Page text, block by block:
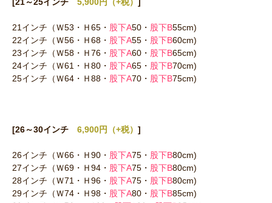
21インチ（Ｗ53・Ｈ65・ 股下A50・ 股下B55cm)
22インチ（Ｗ56・Ｈ68・ 股下A55・ 股下B60cm)
23インチ（Ｗ58・Ｈ76・ 股下A60・ 股下B65cm)
24インチ（Ｗ61・Ｈ80・ 股下A65・ 股下B70cm)
25インチ（Ｗ64・Ｈ88・ 股下A70・ 股下B75cm)
[26～30インチ 6,900円（+税） ]
26インチ（Ｗ66・Ｈ90・ 股下A75・ 股下B80cm)
27インチ（Ｗ69・Ｈ94・ 股下A75・ 股下B80cm)
28インチ（Ｗ71・Ｈ96・ 股下A75・ 股下B80cm)
29インチ（Ｗ74・Ｈ98・ 股下A80・ 股下B85cm)